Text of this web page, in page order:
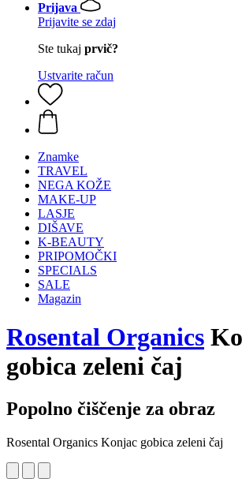
Prijava
Prijavite se zdaj
Ste tukaj prvič?
Ustvarite račun
Znamke
TRAVEL
NEGA KOŽE
MAKE-UP
LASJE
DIŠAVE
K-BEAUTY
PRIPOMOČKI
SPECIALS
SALE
Magazin
Rosental Organics
gobica zeleni čaj
Popolno čiščenje za obraz
Rosental Organics Konjac gobica zeleni čaj